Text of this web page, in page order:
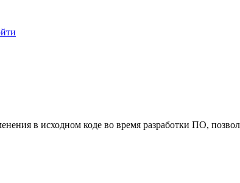
в исходном коде во время разработки ПО,